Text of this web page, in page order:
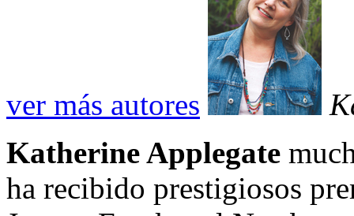
ver más autores
Katherine Applegate
ha recibido prestigiosos